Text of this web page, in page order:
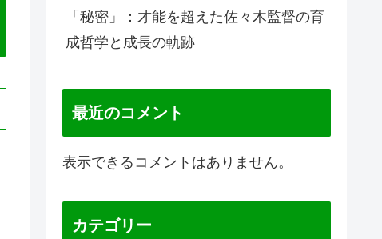
「秘密」：才能を超えた佐々木監督の育
成哲学と成長の軌跡
最近のコメント
表示できるコメントはありません。
カテゴリー